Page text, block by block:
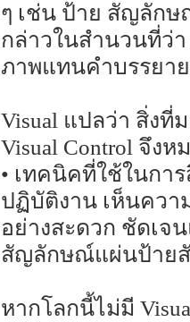
ๆ เช่น ป้าย สัญลักษ
กล่าวในสำนวนที่ว่า
ภาพแทนคำบรรยา
Visual แปลว่า สิ่งที่
Visual Control จึงห
• เทคนิคที่ใช้ในกา
ปฏิบัติงาน เห็นควา
อย่างสะดวก ชัดเจ
สัญลักษณ์แผ่นป้าย
หากโลกนี้ไม่มี